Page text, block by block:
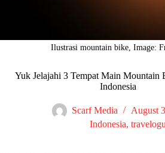
Ilustrasi mountain bike, Image:
Yuk Jelajahi 3 Tempat Main Mountain
Indonesia
Scarf Media
August
Indonesia,